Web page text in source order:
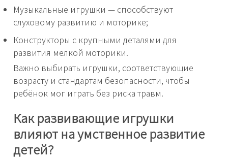
Музыкальные игрушки — способствуют
слуховому развитию и моторике;
Конструкторы с крупными деталями для
развития мелкой моторики.
Важно выбирать игрушки, соответствующие
возрасту и стандартам безопасности, чтобы
ребёнок мог играть без риска травм.
Как развивающие игрушки
влияют на умственное развитие
детей?